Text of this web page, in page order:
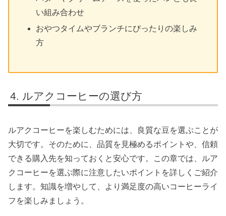
い組み合わせ
おやつタイムやブランチにぴったりの楽しみ
方
ルアクコーヒーの選び方
ルアクコーヒーを楽しむためには、良質な豆を選ぶことが
大切です。そのために、品質を見極めるポイントや、信頼
できる購入先を知っておくと安心です。この章では、ルア
クコーヒーを選ぶ際に注意したいポイントを詳しくご紹介
します。知識を増やして、より満足度の高いコーヒーライ
フを楽しみましょう。